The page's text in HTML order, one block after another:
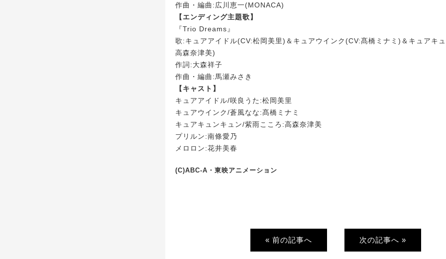
作曲・編曲:広川恵一(MONACA)
【エンディング主題歌】
『Trio Dreams』
歌:キュアアイドル(CV:松岡美里)＆キュアウインク(CV:髙橋ミナミ)＆キュアキ
高森奈津美)
作詞:大森祥子
作曲・編曲:馬瀬みさき
【キャスト】
キュアアイドル/咲良うた:松岡美里
キュアウインク/蒼風なな:髙橋ミナミ
キュアキュンキュン/紫雨こころ:高森奈津美
プリルン:南條愛乃
メロロン:花井美春
(C)ABC-A・東映アニメーション
« 前の記事へ 次の記事へ »